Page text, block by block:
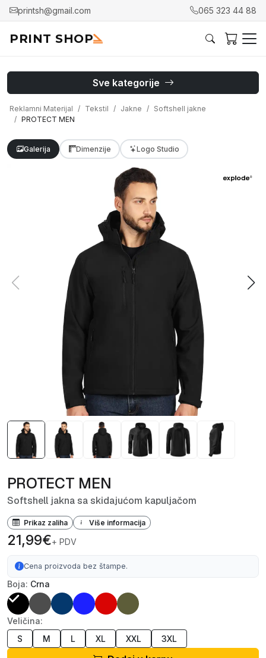
printsh@gmail.com 065 323 44 88
PRINT SHOP
Sve kategorije
Reklamni Materijal Tekstil Jakne
Softshell jakne
PROTECT MEN
Galerija Dimenzije Logo Studio
PROTECT MEN
Softshell jakna sa skidajućom kapuljačom
Prikaz zaliha Više informacija
21,99€+ PDV
Cena proizvoda bez štampe.
Boja: Crna
Veličina:
S
M L XL XXL 3XL